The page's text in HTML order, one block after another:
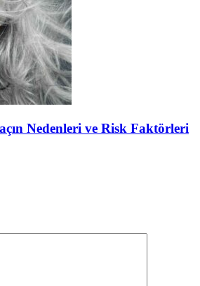
Nedenleri ve Risk Faktörleri